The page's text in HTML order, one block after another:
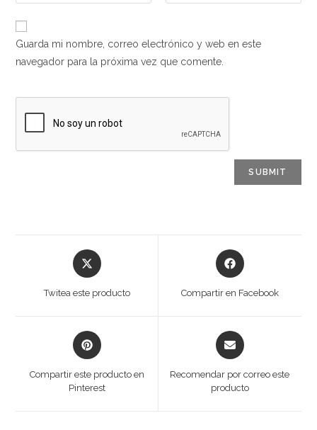
Guarda mi nombre, correo electrónico y web en este
navegador para la próxima vez que comente.
Opens
in
Twitea este producto
Opens
in
Compartir en Facebook
Opens
in
new
Compartir este producto en
Pinterest
Opens
in
new
Recomendar por correo este
producto